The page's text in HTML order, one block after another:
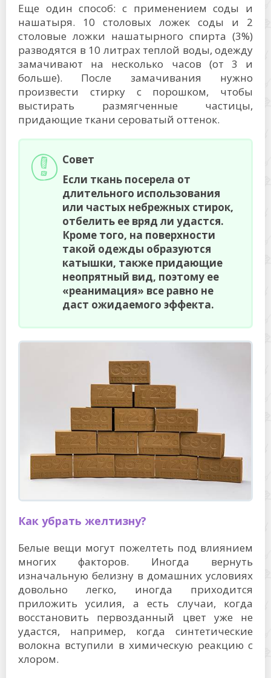
Еще один способ: с применением соды и
нашатыря. 10 столовых ложек соды и 2
столовые ложки нашатырного спирта (3%)
разводятся в 10 литрах теплой воды, одежду
замачивают на несколько часов (от 3 и
больше). После замачивания нужно
произвести стирку с порошком, чтобы
выстирать размягченные частицы,
придающие ткани сероватый оттенок.
Совет
Если ткань посерела от
длительного использования
или частых небрежных стирок,
отбелить ее вряд ли удастся.
Кроме того, на поверхности
такой одежды образуются
катышки, также придающие
неопрятный вид, поэтому ее
«реанимация» все равно не
даст ожидаемого эффекта.
Как убрать желтизну?
Белые вещи могут пожелтеть под влиянием
многих факторов. Иногда вернуть
изначальную белизну в домашних условиях
довольно легко, иногда приходится
приложить усилия, а есть случаи, когда
восстановить первозданный цвет уже не
удастся, например, когда синтетические
волокна вступили в химическую реакцию с
хлором.